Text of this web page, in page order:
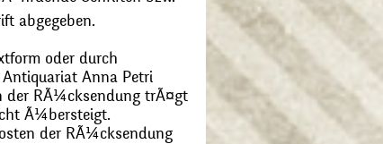
abgegeben.
oder durch
Anna Petri
der RÃ¼cksendung trÃ¤gt
Ã¼bersteigt.
der RÃ¼cksendung